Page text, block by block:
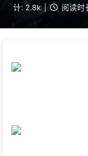
计: 2.8k | 阅读时